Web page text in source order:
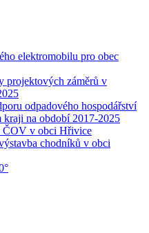
elektromobilu pro obec
projektových záměrů v
odpadového hospodářství
kraji na období 2017-2025
ČOV v obci Hřivice
chodníků v obci